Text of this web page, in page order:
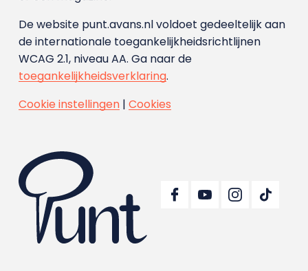
De website punt.avans.nl voldoet gedeeltelijk aan
de internationale toegankelijkheidsrichtlijnen
WCAG 2.1, niveau AA. Ga naar de
toegankelijkheidsverklaring.
Cookie instellingen| Cookies